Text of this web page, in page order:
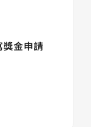
獎金申請